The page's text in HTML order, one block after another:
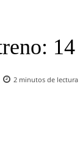
14
2 minutos de lectura